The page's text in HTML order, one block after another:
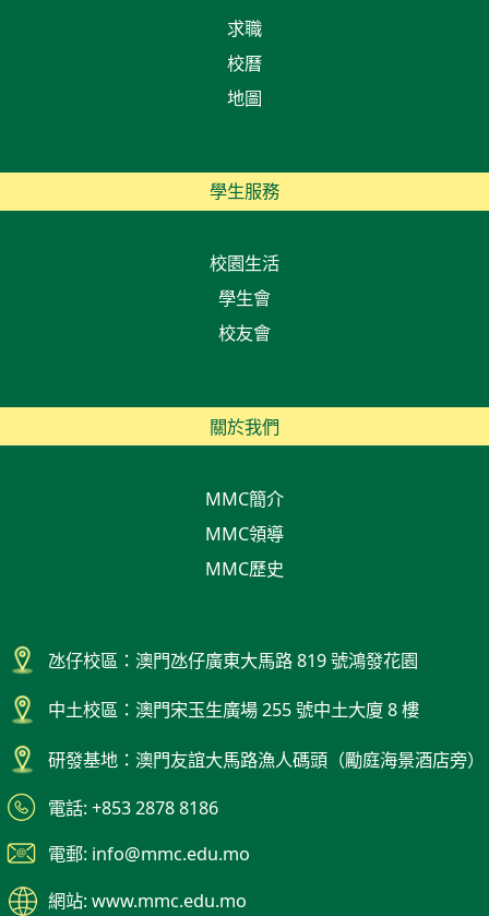
求職
校曆
地圖
學生服務
校園生活
學生會
校友會
關於我們
MMC簡介
MMC領導
MMC歷史
氹仔校區：澳門氹仔廣東大馬路 819 號鴻發花園
中土校區：澳門宋玉生廣場 255 號中土大廈 8 樓
研發基地：澳門友誼大馬路漁人碼頭（勵庭海景酒店旁）
電話: +853 2878 8186
電郵: info@mmc.edu.mo
網站: www.mmc.edu.mo